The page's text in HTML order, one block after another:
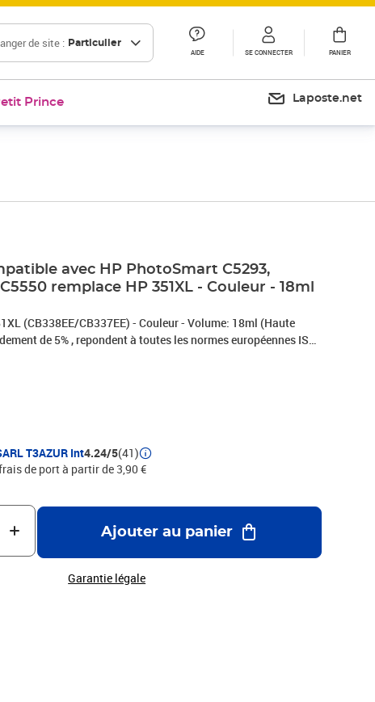
de site : Particulier
AIDE SE CONNECTER PANIER
Prince Laposte.net
avec HP PhotoSmart C5293,
remplace HP 351XL - Couleur - 18ml
(CB338EE/CB337EE) - Couleur - Volume: 18ml (Haute
de 5% , repondent à toutes les normes européennes ISO
T3AZUR Int4.24/5(41)
de port à partir de 3,90 €
Ajouter au panier
Garantie légale